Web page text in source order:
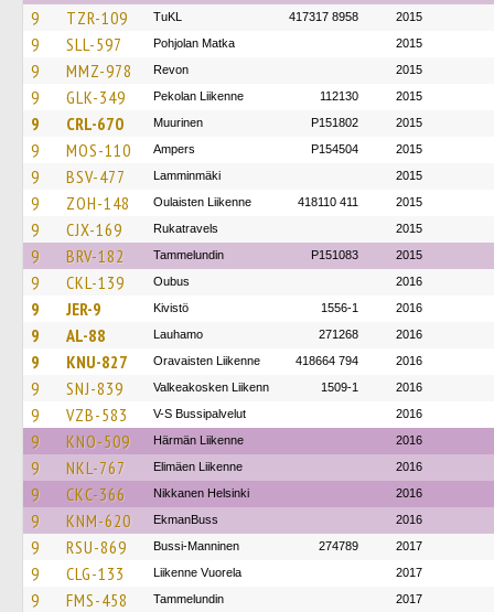
9
TZR-109 TuKL 417317 8958 2015
9 SLL-597 Pohjolan Matka 2015
9 MMZ-978 Revon 2015
9 GLK-349 Pekolan Liikenne 112130 2015
9 CRL-670 Muurinen P151802 2015
9 MOS-110 Ampers P154504 2015
9 BSV-477 Lamminmäki 2015
9 ZOH-148 Oulaisten Liikenne 418110 411 2015
9 CJX-169 Rukatravels 2015
9 BRV-182 Tammelundin P151083 2015
9 CKL-139 Oubus 2016
9 JER-9 Kivistö 1556-1 2016
9 AL-88 Lauhamo 271268 2016
9 KNU-827 Oravaisten Liikenne 418664 794 2016
9 SNJ-839 Valkeakosken Liikenn 1509-1 2016
9 VZB-583 V-S Bussipalvelut 2016
9 KNO-509 Härmän Liikenne 2016
9 NKL-767 Elimäen Liikenne 2016
9 CKC-366 Nikkanen Helsinki 2016
9 KNM-620 EkmanBuss 2016
9 RSU-869 Bussi-Manninen 274789 2017
9 CLG-133 Liikenne Vuorela 2017
9 FMS-458 Tammelundin 2017